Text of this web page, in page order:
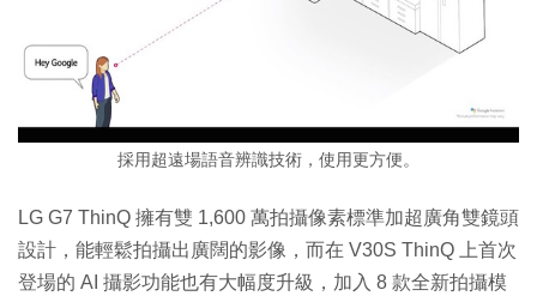
採用超遠場語音辨識技術，使用更方便。
LG G7 ThinQ 擁有雙 1,600 萬拍攝像素標準加超廣角雙鏡頭
設計，能輕鬆拍攝出廣闊的影像，而在 V30S ThinQ 上首次
登場的 AI 攝影功能也有大幅度升級，加入 8 款全新拍攝模